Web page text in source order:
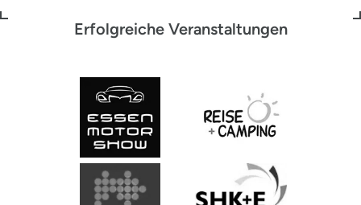
Erfolgreiche Veranstaltungen